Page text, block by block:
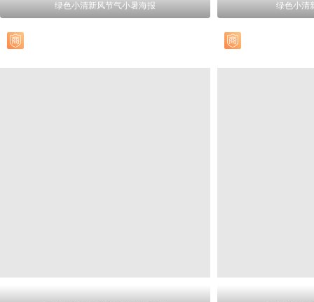
绿色小清新风节气小暑海报 绿色小清